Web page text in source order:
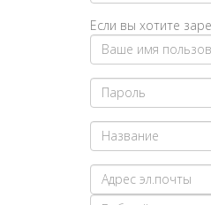
Если вы хотите